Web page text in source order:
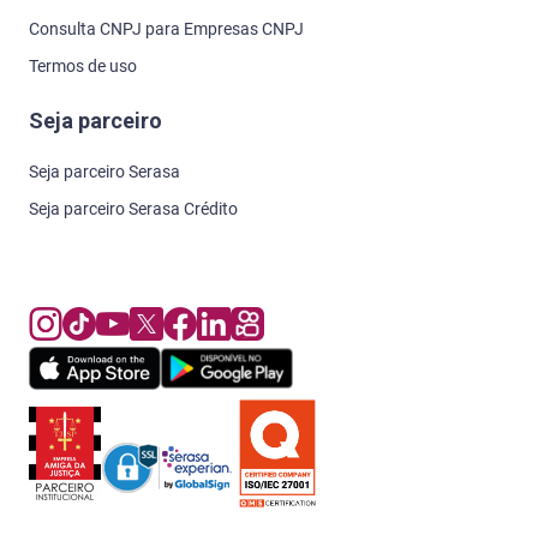
Consulta CNPJ para Empresas CNPJ
Termos de uso
Seja parceiro
Seja parceiro Serasa
Seja parceiro Serasa Crédito